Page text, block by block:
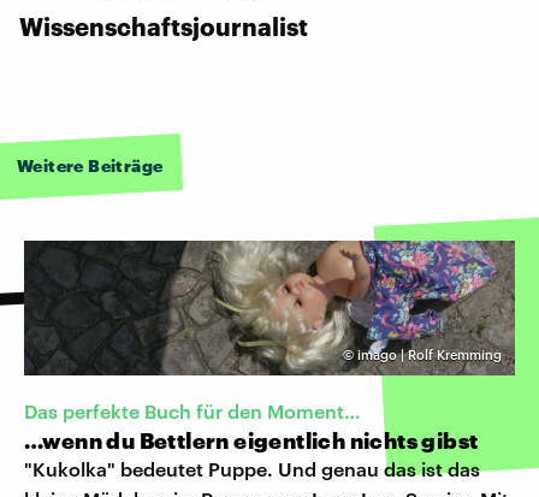
Wissenschaftsjournalist
Weitere Beiträge
©imago | Rolf Kremming
Das perfekte Buch für den Moment…
…wenn du Bettlern eigentlich nichts gibst
"Kukolka" bedeutet Puppe. Und genau das ist das